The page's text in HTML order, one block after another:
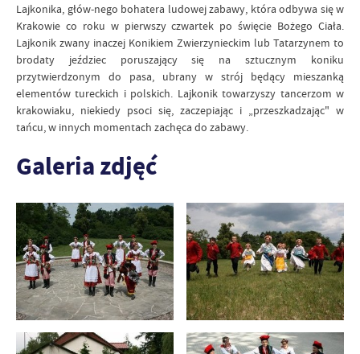
Lajkonika, głów-nego bohatera ludowej zabawy, która odbywa się w
Krakowie co roku w pierwszy czwartek po święcie Bożego Ciała.
Lajkonik zwany inaczej Konikiem Zwierzynieckim lub Tatarzynem to
brodaty jeździec poruszający się na sztucznym koniku
przytwierdzonym do pasa, ubrany w strój będący mieszanką
elementów tureckich i polskich. Lajkonik towarzyszy tancerzom w
krakowiaku, niekiedy psoci się, zaczepiając i „przeszkadzając" w
tańcu, w innych momentach zachęca do zabawy.
Galeria zdjęć